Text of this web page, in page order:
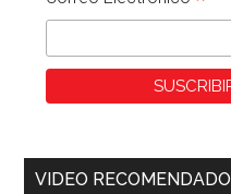
VIDEO RECOMENDADO